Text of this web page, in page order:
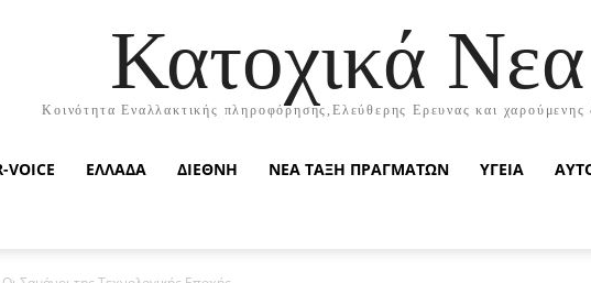
Κατοχικά Νεα
Κοινότητα Εναλλακτικής πληροφόρησης,Ελεύθερης Ερευνας και χαρούμενης
VOICE ΕΛΛΑΔΑ ΔΙΕΘΝΗ ΝΕΑ ΤΑΞΗ ΠΡΑΓΜΑΤΩΝ ΥΓΕΙΑ